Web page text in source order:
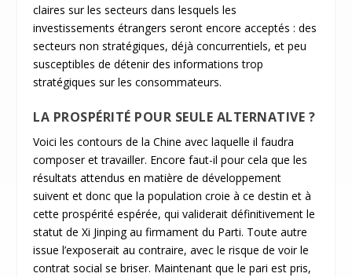
claires sur les secteurs dans lesquels les
investissements étrangers seront encore acceptés : des
secteurs non stratégiques, déjà concurrentiels, et peu
susceptibles de détenir des informations trop
stratégiques sur les consommateurs.
LA PROSPÉRITÉ POUR SEULE ALTERNATIVE ?
Voici les contours de la Chine avec laquelle il faudra
composer et travailler. Encore faut-il pour cela que les
résultats attendus en matière de développement
suivent et donc que la population croie à ce destin et à
cette prospérité espérée, qui validerait définitivement le
statut de Xi Jinping au firmament du Parti. Toute autre
issue l’exposerait au contraire, avec le risque de voir le
contrat social se briser. Maintenant que le pari est pris,